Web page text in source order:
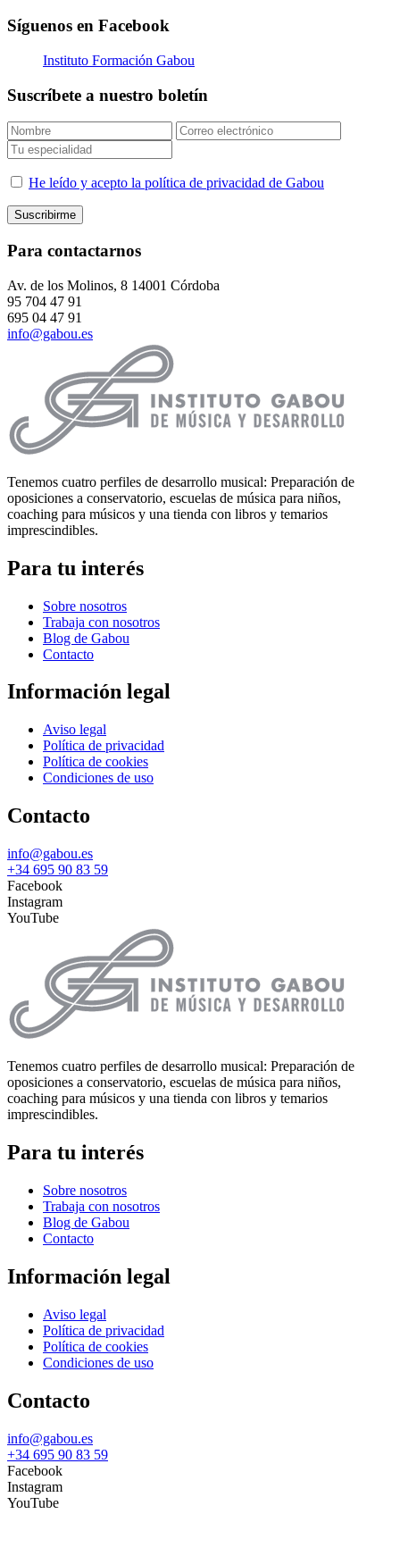
Síguenos en Facebook
Instituto Formación Gabou
Suscríbete a nuestro boletín
He leído y acepto la política de privacidad de Gabou
Para contactarnos
Av. de los Molinos, 8 14001 Córdoba
95 704 47 91
695 04 47 91
info@gabou.es
Tenemos cuatro perfiles de desarrollo musical: Preparación de
oposiciones a conservatorio, escuelas de música para niños,
coaching para músicos y una tienda con libros y temarios
imprescindibles.
Para tu interés
Sobre nosotros
Trabaja con nosotros
Blog de Gabou
Contacto
Información legal
Aviso legal
Política de privacidad
Política de cookies
Condiciones de uso
Contacto
info@gabou.es
+34 695 90 83 59
Facebook
Instagram
YouTube
Tenemos cuatro perfiles de desarrollo musical: Preparación de
oposiciones a conservatorio, escuelas de música para niños,
coaching para músicos y una tienda con libros y temarios
imprescindibles.
Para tu interés
Sobre nosotros
Trabaja con nosotros
Blog de Gabou
Contacto
Información legal
Aviso legal
Política de privacidad
Política de cookies
Condiciones de uso
Contacto
info@gabou.es
+34 695 90 83 59
Facebook
Instagram
YouTube